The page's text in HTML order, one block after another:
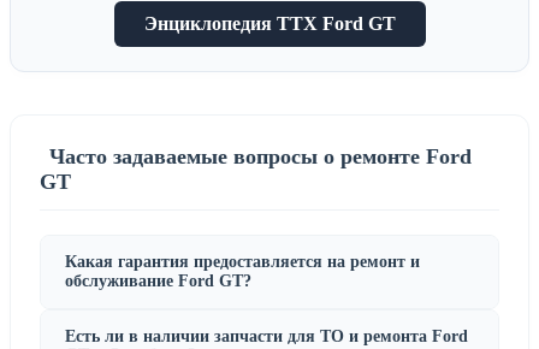
Энциклопедия ТТХ Ford GT
Часто задаваемые вопросы о ремонте Ford
GT
Какая гарантия предоставляется на ремонт и
обслуживание Ford GT?
Есть ли в наличии запчасти для ТО и ремонта Ford